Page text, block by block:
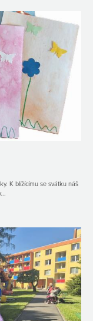
K blížícímu se svátku náš